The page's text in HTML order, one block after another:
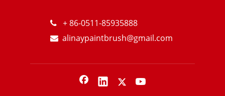
 + 86-0511-85935888
 alinaypaintbrush@gmail.com